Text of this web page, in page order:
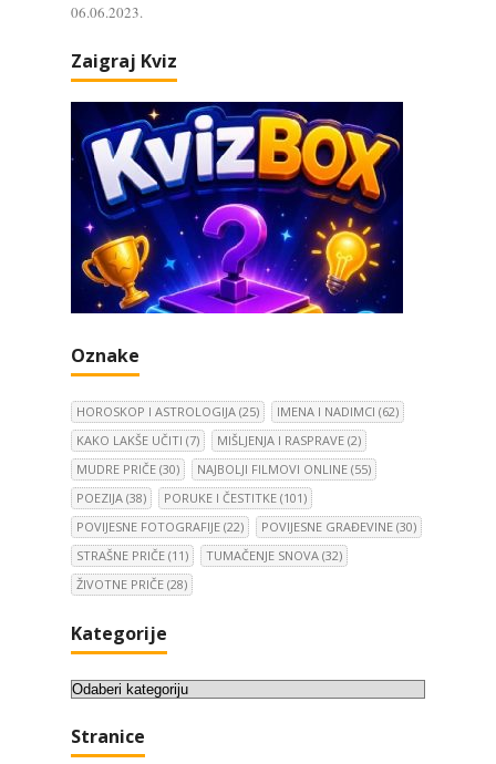
06.06.2023.
Zaigraj Kviz
Oznake
HOROSKOP I ASTROLOGIJA (25) IMENA I NADIMCI (62)
KAKO LAKŠE UČITI (7) MIŠLJENJA I RASPRAVE (2)
MUDRE PRIČE (30) NAJBOLJI FILMOVI ONLINE (55)
POEZIJA (38) PORUKE I ČESTITKE (101)
POVIJESNE FOTOGRAFIJE (22) POVIJESNE GRAĐEVINE (30)
STRAŠNE PRIČE (11) TUMAČENJE SNOVA (32)
ŽIVOTNE PRIČE (28)
Kategorije
K
t
Stranice